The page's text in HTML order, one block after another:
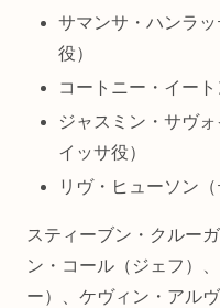
サマンサ・ハンラ
役）
コートニー・イー
ジャスミン・サヴ
イッサ役）
リヴ・ヒューソン
スティーブン・クルー
ン・コール（ジェフ）、
ー）、ケヴィン・アル